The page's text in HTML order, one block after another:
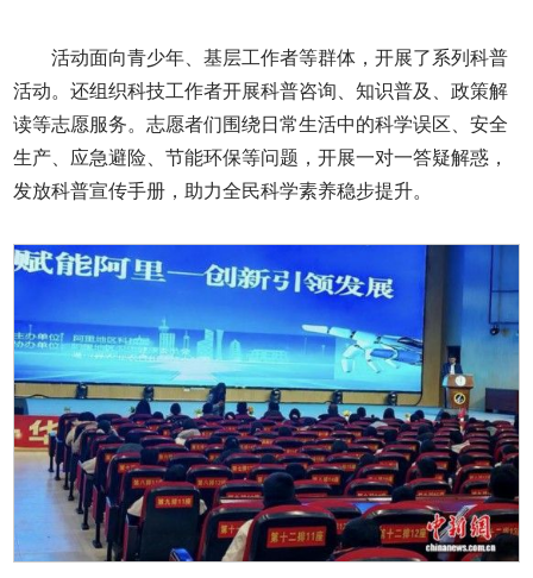
活动面向青少年、基层工作者等群体，开展了系列科普
活动。还组织科技工作者开展科普咨询、知识普及、政策解
读等志愿服务。志愿者们围绕日常生活中的科学误区、安全
生产、应急避险、节能环保等问题，开展一对一答疑解惑，
发放科普宣传手册，助力全民科学素养稳步提升。